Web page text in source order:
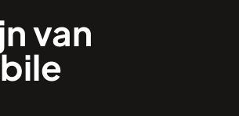
van